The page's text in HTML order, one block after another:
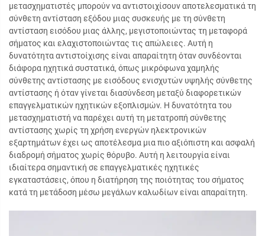
μετασχηματιστές μπορούν να αντιστοιχίσουν αποτελεσματικά τη
σύνθετη αντίσταση εξόδου μιας συσκευής με τη σύνθετη
αντίσταση εισόδου μιας άλλης, μεγιστοποιώντας τη μεταφορά
σήματος και ελαχιστοποιώντας τις απώλειες. Αυτή η
δυνατότητα αντιστοίχισης είναι απαραίτητη όταν συνδέονται
διάφορα ηχητικά συστατικά, όπως μικρόφωνα χαμηλής
σύνθετης αντίστασης με εισόδους ενισχυτών υψηλής σύνθετης
αντίστασης ή όταν γίνεται διασύνδεση μεταξύ διαφορετικών
επαγγελματικών ηχητικών εξοπλισμών. Η δυνατότητα του
μετασχηματιστή να παρέχει αυτή τη μετατροπή σύνθετης
αντίστασης χωρίς τη χρήση ενεργών ηλεκτρονικών
εξαρτημάτων έχει ως αποτέλεσμα μια πιο αξιόπιστη και ασφαλή
διαδρομή σήματος χωρίς θόρυβο. Αυτή η λειτουργία είναι
ιδιαίτερα σημαντική σε επαγγελματικές ηχητικές
εγκαταστάσεις, όπου η διατήρηση της ποιότητας του σήματος
κατά τη μετάδοση μέσω μεγάλων καλωδίων είναι απαραίτητη.